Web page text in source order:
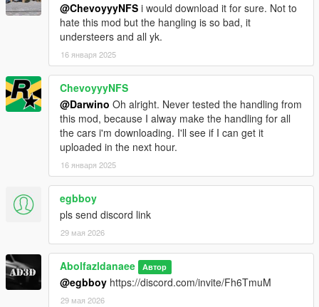
@ChevoyyyNFS i would download it for sure. Not to
hate this mod but the hangling is so bad, it
understeers and all yk.
16 января 2025
ChevoyyyNFS
@Darwino Oh alright. Never tested the handling from
this mod, because I alway make the handling for all
the cars i'm downloading. I'll see if I can get it
uploaded in the next hour.
16 января 2025
egbboy
pls send discord link
29 мая 2026
Abolfazldanaee Автор
@egbboy https://discord.com/invite/Fh6TmuM
29 мая 2026